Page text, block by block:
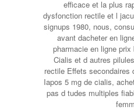
efficace et la plus
dysfonction rectile et l
signups 1980, nous,
avant dacheter en
pharmacie en ligne
Cialis et d autres
rectile Effets secondaires
Iapos 5 mg de cialis,
pas d tudes multiples